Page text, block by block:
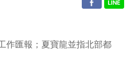
作匯報；夏寶龍並指北部都